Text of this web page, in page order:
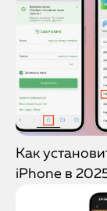
Как
iPhone в